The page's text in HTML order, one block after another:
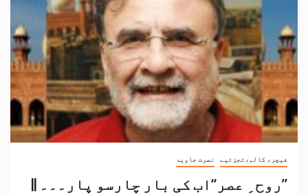
فیچر، کالم،تجزئیے نصرت جاوید
’’روح ِ عصر‘‘اب کی بار چارسو پار۔۔۔ ||